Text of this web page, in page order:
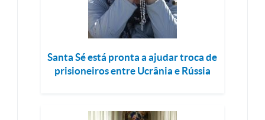
Santa Sé está pronta a ajudar troca de
prisioneiros entre Ucrânia e Rússia